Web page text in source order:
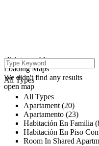
click to enable zoom
Loading Maps
We didn't find any results
open map
All Types
All Types
Apartament (20)
Apartamento (23)
Habitación En Familia
Habitación En Piso
Room In Shared